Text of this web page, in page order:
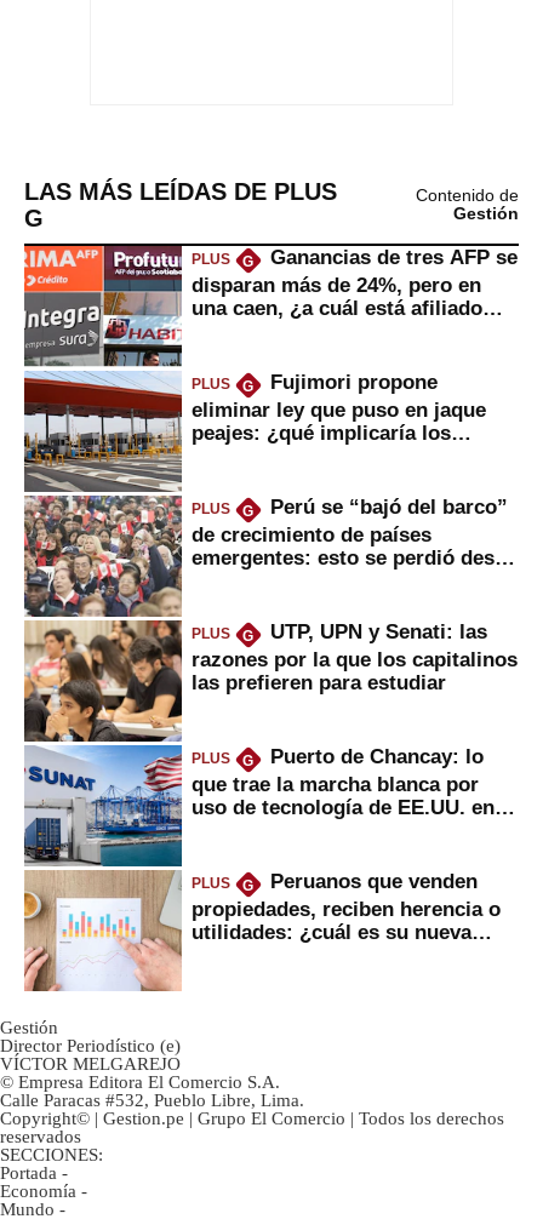
LAS MÁS LEÍDAS DE PLUS
G
Contenido de
Gestión
PLUS G
Ganancias de tres AFP se
disparan más de 24%, pero en
una caen, ¿a cuál está afiliado
PLUS G
Fujimori propone
eliminar ley que puso en jaque
peajes: ¿qué implicaría los
PLUS G
Perú se “bajó del barco”
de crecimiento de países
emergentes: esto se perdió desde
PLUS G
UTP, UPN y Senati: las
razones por la que los capitalinos
las prefieren para estudiar
PLUS G
Puerto de Chancay: lo
que trae la marcha blanca por
uso de tecnología de EE.UU. en
PLUS G
Peruanos que venden
propiedades, reciben herencia o
utilidades: ¿cuál es su nueva
Gestión
Director Periodístico (e)
VÍCTOR MELGAREJO
© Empresa Editora El Comercio S.A.
Calle Paracas #532, Pueblo Libre, Lima.
Copyright© | Gestion.pe | Grupo El Comercio | Todos los derechos
reservados
SECCIONES:
Portada -
Economía -
Mundo -